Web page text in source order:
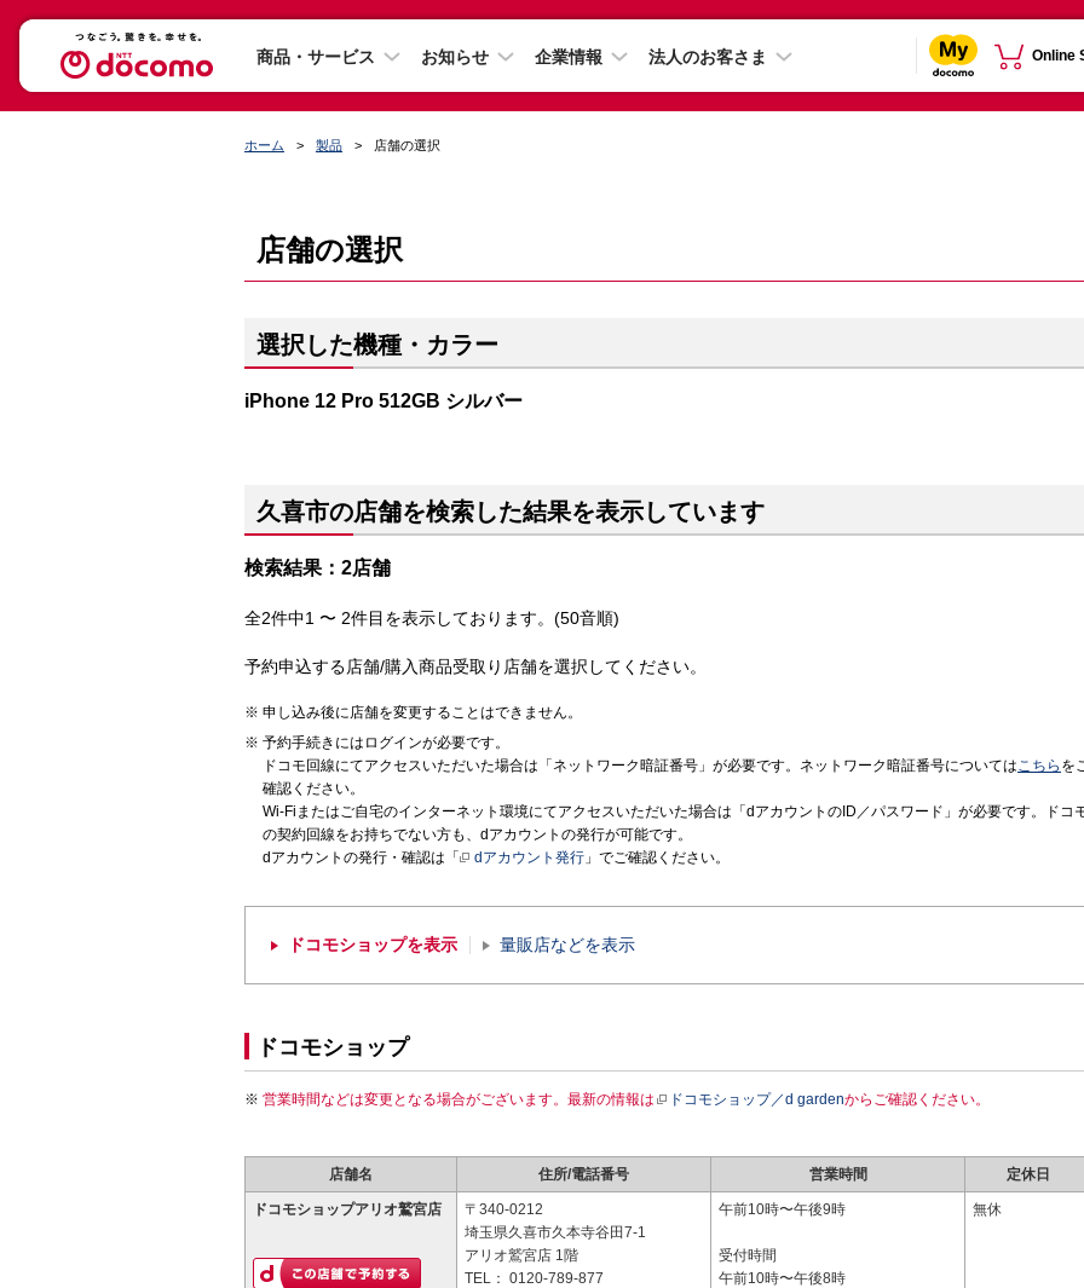
商品・サービス お知らせ 企業情報 法人のお客さま Online
ホーム 製品 店舗の選択
店舗の選択
選択した機種・カラー
iPhone 12 Pro 512GB シルバー
久喜市の店舗を検索した結果を表示しています
検索結果：2店舗
全2件中1 〜 2件目を表示しております。(50音順)
予約申込する店舗/購入商品受取り店舗を選択してください。
申し込み後に店舗を変更することはできません。
予約手続きにはログインが必要です。
ドコモ回線にてアクセスいただいた場合は「ネットワーク暗証番号」が必要です。ネットワーク暗証番号についてはこちら を
確認ください。
Wi-Fiまたはご自宅のインターネット環境にてアクセスいただいた場合は「dアカウントのID／パスワード」が必要です。ドコ
の契約回線をお持ちでない方も、dアカウントの発行が可能です。
dアカウントの発行・確認は「
dアカウント発行 」でご確認ください。
ドコモショップを表示 量販店などを表示
ドコモショップ
営業時間などは変更となる場合がございます。最新の情報は ドコモショップ／d gardenからご確認ください。
店舗名 住所/電話番号 営業時間 定休日
ドコモショップアリオ鷲宮店
〒340-0212
埼玉県久喜市久本寺谷田7-1
アリオ鷲宮店 1階
TEL： 0120-789-877
午前10時〜午後9時
受付時間
午前10時〜午後8時
無休